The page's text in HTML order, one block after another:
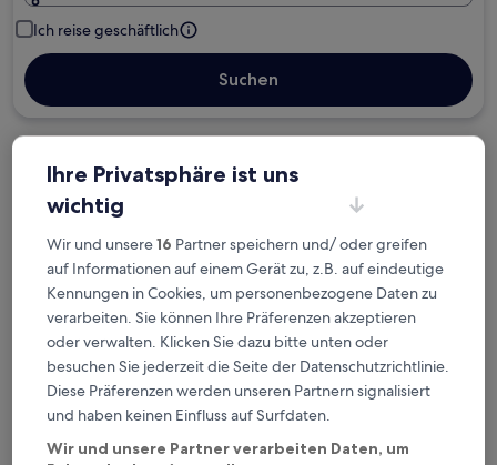
Ich reise geschäftlich
Suchen
Kostenlose Stornierung bei
Planänderungen
Verdiene Prämien für jede
wahrgenommene Übernachtung
Mehr sparen mit Preisen für Mitglieder
Überprüfe die Preise für diese Daten
Ihre Privatsphäre ist uns
wichtig
Wir und unsere16 Partner speichern und/ oder greifen
auf Informationen auf einem Gerät zu, z.B. auf eindeutige
Kennungen in Cookies, um personenbezogene Daten zu
verarbeiten. Sie können Ihre Präferenzen akzeptieren
oder verwalten. Klicken Sie dazu bitte unten oder
besuchen Sie jederzeit die Seite der Datenschutzrichtlinie.
Diese Präferenzen werden unseren Partnern signalisiert
und haben keinen Einfluss auf Surfdaten.
Wir und unsere Partner verarbeiten Daten, um